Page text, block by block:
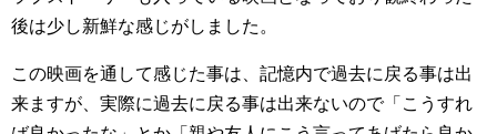
後は少し新鮮な感じがしました。
この映画を通して感じた事は、記憶内で過去に戻る事は出
来ますが、実際に過去に戻る事は出来ないので「こうすれ